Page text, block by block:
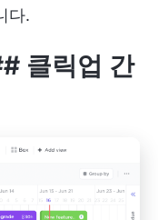
다.
클릭업 간